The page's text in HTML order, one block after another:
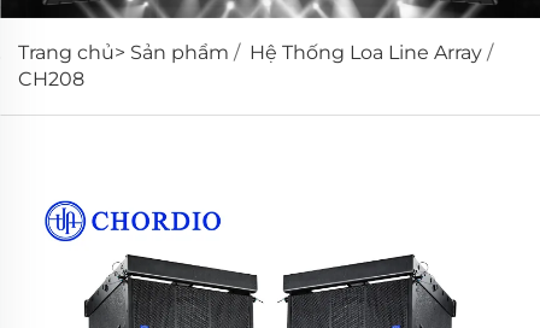
Trang chủ> Sản phẩm / Hệ Thống Loa Line Array /
CH208